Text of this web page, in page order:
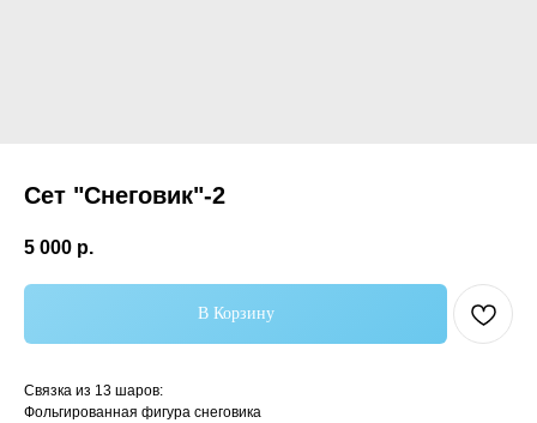
Сет "Снеговик"-2
5 000 р.
В Корзину
Связка из 13 шаров:
Фольгированная фигура снеговика
Самые популярные